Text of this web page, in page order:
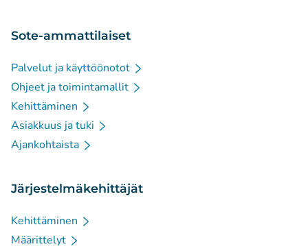
Sote-ammattilaiset
Palvelut ja käyttöönotot
Ohjeet ja toimintamallit
Kehittäminen
Asiakkuus ja tuki
Ajankohtaista
Järjestelmäkehittäjät
Kehittäminen
Määrittelyt